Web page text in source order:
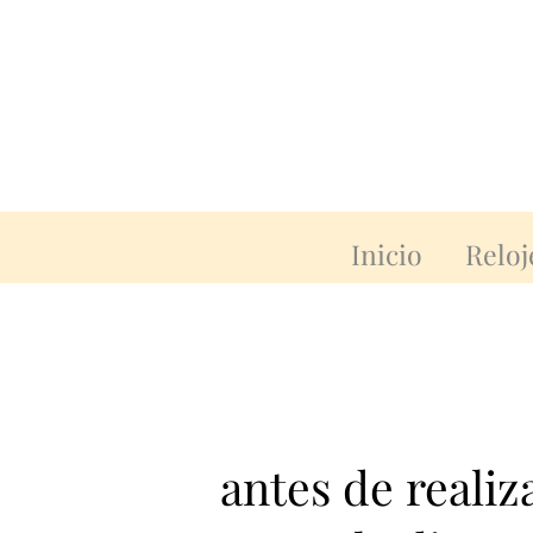
Inicio
antes de